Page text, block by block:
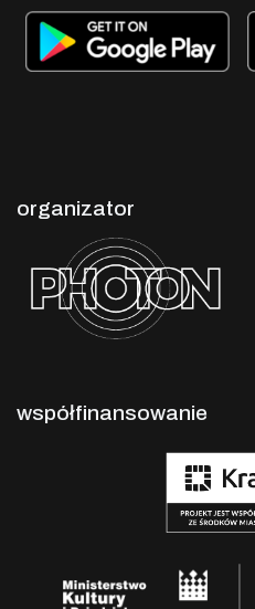
organizator
współfinansowanie